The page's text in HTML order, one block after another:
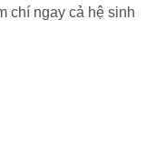
chí ngay cả hệ sinh